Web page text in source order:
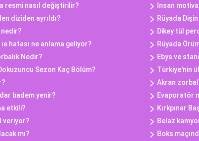
resmi nasıl değiştirilir?
Insan
diziden ayrıldı?
Rüyada Dişin
Dikey tül
hatası ne anlama geliyor?
Rüyada
Nedir?
Ebys ve
Sezon Kaç Bölüm?
Türkiye'nin
Akran
badem yenir?
Evaporatör
etkili?
Kırkpınar
veriyor?
Belaz
mı?
Boks